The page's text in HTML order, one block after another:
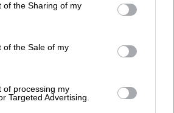
or usage behaviour. You may click to
to Google and its third-party tags to
specified purposes in below Google
of the Sharing of my
of the Sale of my
of processing my
Targeted Advertising.
Times of India
με το σχέδιο αλλά η
ο μέλλων σύζυγός της
υπερβολικά το
του κεφαλιού του.
σε κάποιον από τη